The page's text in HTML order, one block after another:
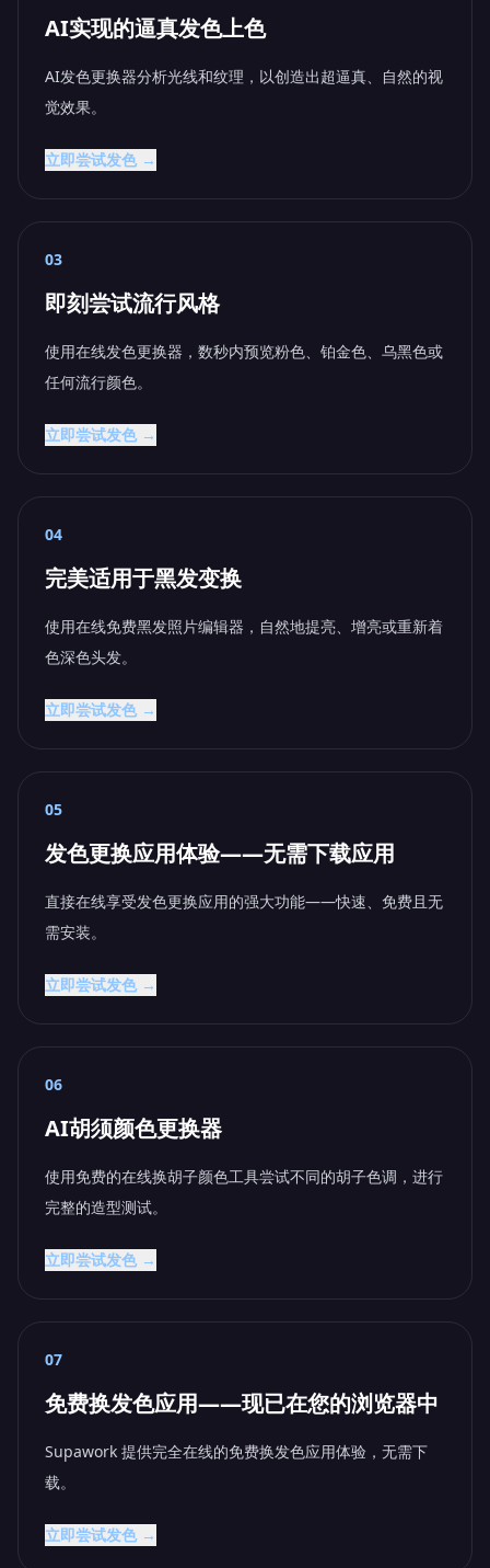
AI实现的逼真发色上色
AI发色更换器分析光线和纹理，以创造出超逼真、自然的视
觉效果。
立即尝试发色 →
03
即刻尝试流行风格
使用在线发色更换器，数秒内预览粉色、铂金色、乌黑色或
任何流行颜色。
立即尝试发色 →
04
完美适用于黑发变换
使用在线免费黑发照片编辑器，自然地提亮、增亮或重新着
色深色头发。
立即尝试发色 →
05
发色更换应用体验——无需下载应用
直接在线享受发色更换应用的强大功能——快速、免费且无
需安装。
立即尝试发色 →
06
AI胡须颜色更换器
使用免费的在线换胡子颜色工具尝试不同的胡子色调，进行
完整的造型测试。
立即尝试发色 →
07
免费换发色应用——现已在您的浏览器中
Supawork 提供完全在线的免费换发色应用体验，无需下
载。
立即尝试发色 →